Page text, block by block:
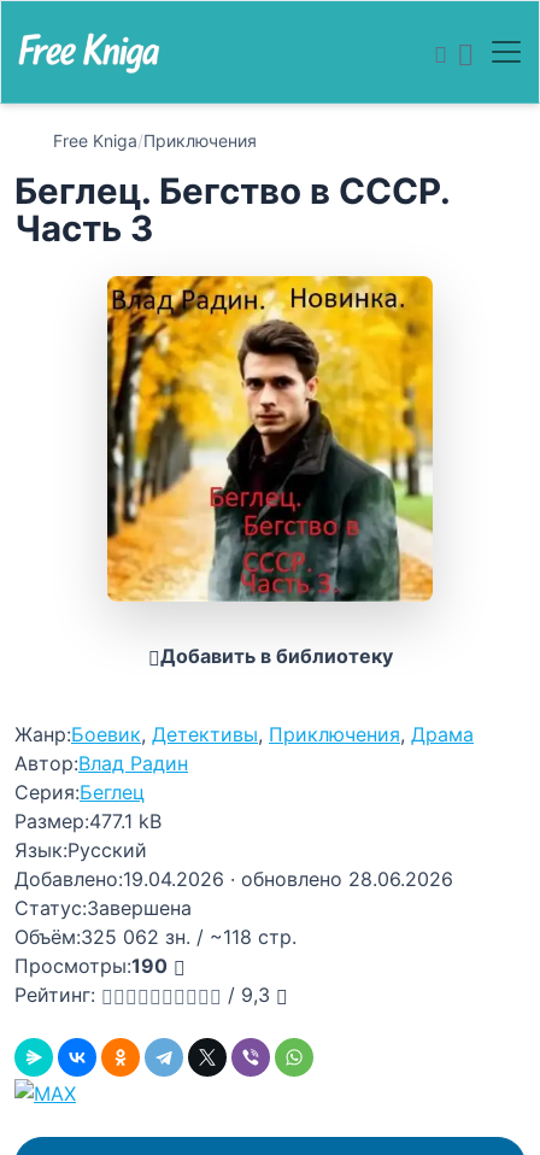
Free Kniga/Приключения
Беглец. Бегство в СССР.
Часть 3
Добавить в библиотеку
Жанр:Боевик, Детективы, Приключения, Драма
Автор:Влад Радин
Серия:Беглец
Размер:477.1 kB
Язык:Русский
Добавлено:19.04.2026 · обновлено 28.06.2026
Статус:Завершена
Объём:325 062 зн. / ~118 стр.
Просмотры:190
Рейтинг:
/ 9,3